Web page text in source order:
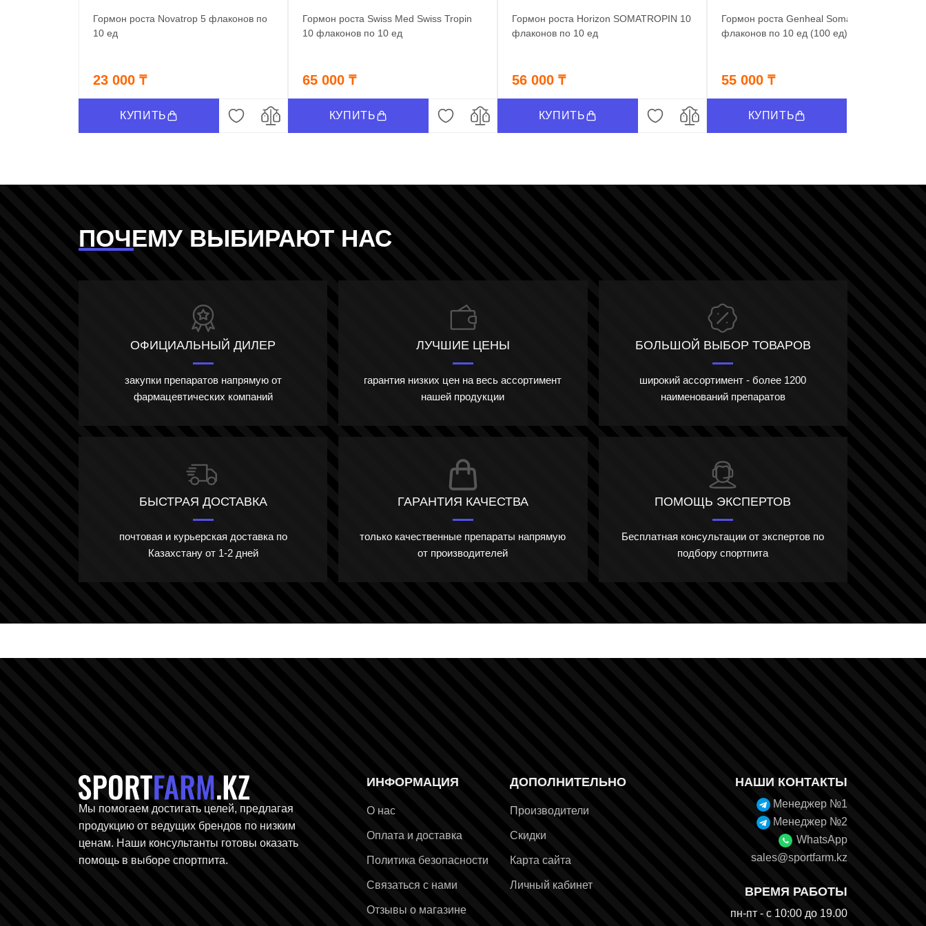
Гормон роста Novatrop 5 флаконов по
10 ед
23 000 ₸
КУПИТЬ
Гормон роста Swiss Med Swiss Tropin
10 флаконов по 10 ед
65 000 ₸
КУПИТЬ
Гормон роста Horizon SOMATROPIN 10
флаконов по 10 ед
56 000 ₸
КУПИТЬ
Гормон роста Genheal Somatropin 10
флаконов по 10 ед (100 ед)
55 000 ₸
КУПИТЬ
ПОЧЕМУ ВЫБИРАЮТ НАС
ОФИЦИАЛЬНЫЙ ДИЛЕР
закупки препаратов напрямую от
фармацевтических компаний
ЛУЧШИЕ ЦЕНЫ
гарантия низких цен на весь ассортимент
нашей продукции
БОЛЬШОЙ ВЫБОР ТОВАРОВ
широкий ассортимент - более 1200
наименований препаратов
БЫСТРАЯ ДОСТАВКА
почтовая и курьерская доставка по
Казахстану от 1-2 дней
ГАРАНТИЯ КАЧЕСТВА
только качественные препараты напрямую
от производителей
ПОМОЩЬ ЭКСПЕРТОВ
Бесплатная консультации от экспертов по
подбору спортпита
Главная страница
Мы помогаем достигать целей, предлагая
продукцию от ведущих брендов по низким
ценам. Наши консультанты готовы оказать
помощь в выборе спортпита.
ИНФОРМАЦИЯ
О нас
Оплата и доставка
Политика безопасности
Связаться с нами
Отзывы о магазине
ДОПОЛНИТЕЛЬНО
Производители
Скидки
Карта сайта
Личный кабинет
НАШИ КОНТАКТЫ
Менеджер №1
Менеджер №2
WhatsApp
sales@sportfarm.kz
ВРЕМЯ РАБОТЫ
пн-пт - с 10:00 до 19.00